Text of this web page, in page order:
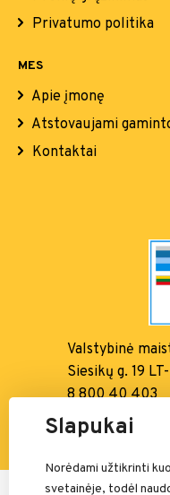
Privatumo politika
MES
Apie įmonę
Atstovaujami
Kontaktai
Valstybinė
Siesikų g. 19
8 800 40 403
info@vmvt.lt,
Slapukai
Norėdami užtikrinti
svetainėje, todėl